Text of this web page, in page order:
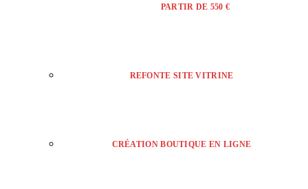
PARTIR DE 550 €
REFONTE SITE VITRINE
CRÉATION BOUTIQUE EN LIGNE